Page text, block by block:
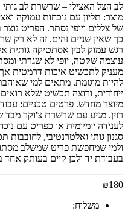
לב הצל האצילי – שרשרת לב גותי
מוצר: תליון עם נוכחות עמוקה
של צללים ויופי נסתר. הפריט
כך שאין שניים זהים. זה לא רק
רגש עמוק לבין אסתטיקה גותית
עוצמה שקטה, יופי לא שגרתי
מעניק לתכשיט איכות דרמטית
להיות מוגזמת. מתאים למי שאוהבת
ייחודית, ורוצה תכשיט שלא
מיוצר מחדש. פרטים טכניים:
רזין. מגיע עם שרשרת צ'וקר
לענידה יומיומית או כפריט עם
סגנון גותי ואלטרנטיבי,
ולמי שמחפשת פריט שמשלב
בעבודת יד ולכן קיים בעותק אחד
₪180
משלוח: